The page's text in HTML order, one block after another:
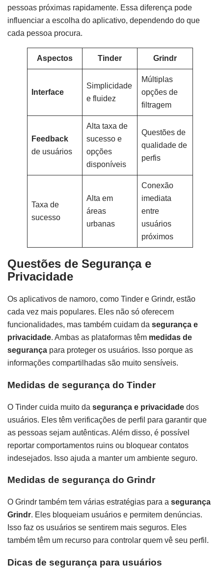
pessoas próximas rapidamente. Essa diferença pode
influenciar a escolha do aplicativo, dependendo do que
cada pessoa procura.
Aspectos Tinder Grindr
Interface
Simplicidade
e fluidez
Múltiplas
opções de
filtragem
Feedback
de usuários
Alta taxa de
sucesso e
opções
disponíveis
Questões de
qualidade de
perfis
Taxa de
sucesso
Alta em
áreas
urbanas
Conexão
imediata
entre
usuários
próximos
Questões de Segurança e
Privacidade
Os aplicativos de namoro, como Tinder e Grindr, estão
cada vez mais populares. Eles não só oferecem
funcionalidades, mas também cuidam da segurança e
privacidade. Ambas as plataformas têm medidas de
segurança para proteger os usuários. Isso porque as
informações compartilhadas são muito sensíveis.
Medidas de segurança do Tinder
O Tinder cuida muito da segurança e privacidade dos
usuários. Eles têm verificações de perfil para garantir que
as pessoas sejam autênticas. Além disso, é possível
reportar comportamentos ruins ou bloquear contatos
indesejados. Isso ajuda a manter um ambiente seguro.
Medidas de segurança do Grindr
O Grindr também tem várias estratégias para a segurança
Grindr. Eles bloqueiam usuários e permitem denúncias.
Isso faz os usuários se sentirem mais seguros. Eles
também têm um recurso para controlar quem vê seu perfil.
Dicas de segurança para usuários